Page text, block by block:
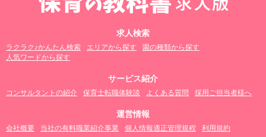
求人検索
ラクラク♪かんたん検索 エリアから探す
園の種類から探す
人気ワードから探す
サービス紹介
コンサルタントの紹介 保育士転職体験談 よくある質問 採用ご担当者様へ
運営情報
会社概要 当社の有料職業紹介事業 個人情報適正管理規程 利用規約